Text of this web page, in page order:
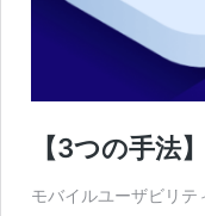
【3つの手法
モバイルユーザビリ